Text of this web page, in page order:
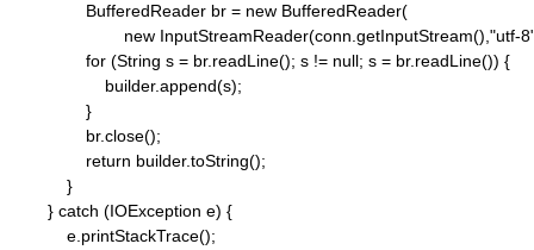
                BufferedReader br = new BufferedReader(
new InputStreamReader(conn.getInputStream(),"utf-
                for (String s = br.readLine(); s != null; s = br.readLine()) {
                    builder.append(s);
                }
                br.close();
                return builder.toString();
            }
        } catch (IOException e) {
            e.printStackTrace();